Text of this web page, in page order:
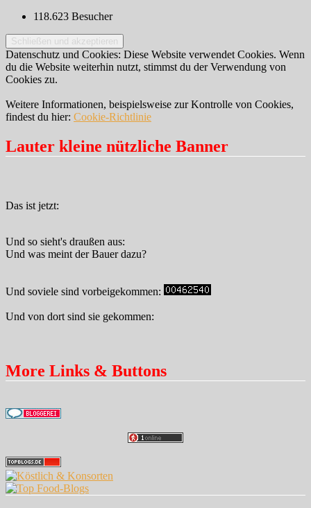
118.623 Besucher
Datenschutz und Cookies: Diese Website verwendet Cookies. Wenn
du die Website weiterhin nutzt, stimmst du der Verwendung von
Cookies zu.
Weitere Informationen, beispielsweise zur Kontrolle von Cookies,
findest du hier: Cookie-Richtlinie
Lauter kleine nützliche Banner
Das ist jetzt:
Und so sieht's draußen aus:
Und was meint der Bauer dazu?
Und soviele sind vorbeigekommen:
Und von dort sind sie gekommen:
More Links & Buttons